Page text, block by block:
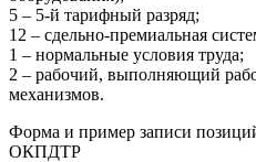
5 – 5-й тарифный разряд;
12 – сдельно-премиальная
1 – нормальные условия труда;
2 – рабочий, выполняющий
механизмов.
Форма и пример записи
ОКПДТР